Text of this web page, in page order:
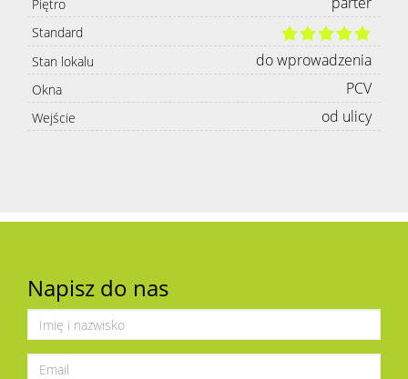
Piętro
Standard
Stan lokalu
do wprowadzenia
Okna PCV
Wejście od ulicy
Napisz do nas